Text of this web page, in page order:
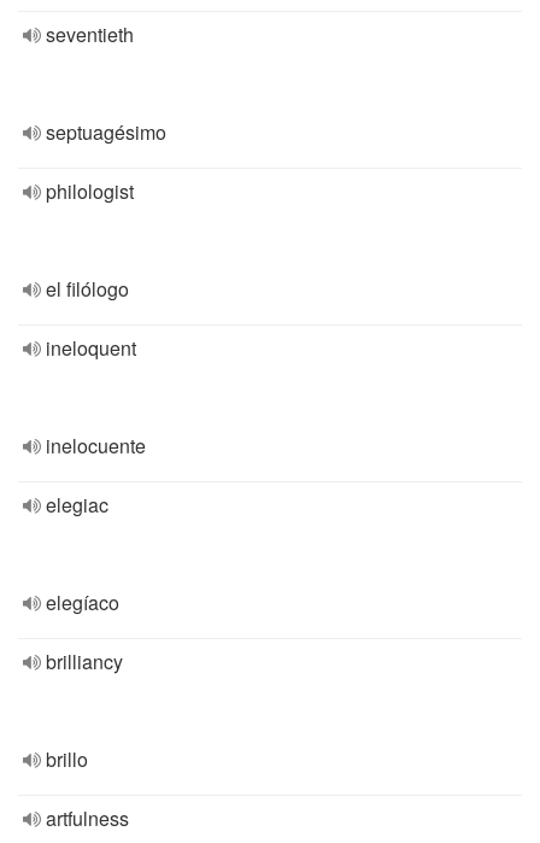
seventieth
septuagésimo
philologist
el filólogo
ineloquent
inelocuente
elegiac
elegíaco
brilliancy
brillo
artfulness